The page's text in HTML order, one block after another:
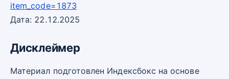
item_code=1873
Дата: 22.12.2025
Дисклеймер
Материал подготовлен Индексбокс на основе